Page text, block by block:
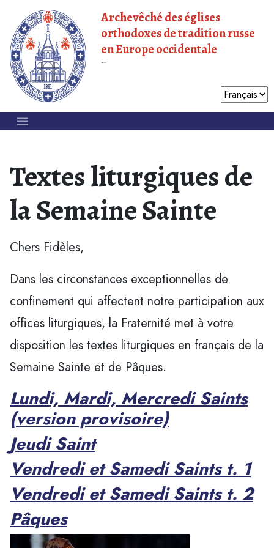
Archevêché des églises
orthodoxes de tradition russe
en Europe occidentale
Textes liturgiques de
la Semaine Sainte
Chers Fidèles,
Dans les circonstances exceptionnelles de
confinement qui affectent notre participation aux
offices liturgiques, la Fraternité met à votre
disposition les textes liturgiques en français de la
Semaine Sainte et de Pâques.
Lundi, Mardi, Mercredi Saints
(version provisoire)
Jeudi Saint
Vendredi et Samedi Saints t. 1
Vendredi et Samedi Saints t. 2
Pâques